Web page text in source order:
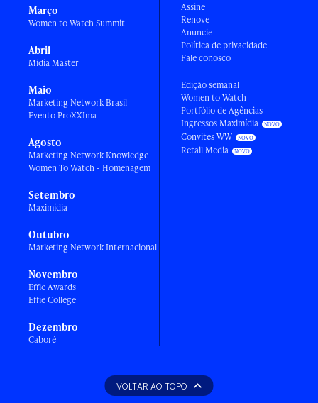
Março
Women to Watch Summit
Abril
Mídia Master
Maio
Marketing Network Brasil
Evento ProXXIma
Agosto
Marketing Network Knowledge
Women To Watch - Homenagem
Setembro
Maximídia
Outubro
Marketing Network Internacional
Novembro
Effie Awards
Effie College
Dezembro
Caboré
Assine
Renove
Anuncie
Política de privacidade
Fale conosco
Edição semanal
Women to Watch
Portfólio de Agências
Ingressos Maximídia
Convites WW
Retail Media
VOLTAR AO TOPO